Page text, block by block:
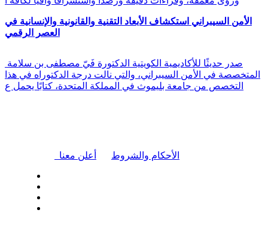
الأمن السيبراني استكشاف الأبعاد التقنية والقانونية والإنسانية في
العصر الرقمي
المتخصصة في الأمن السيبراني، والتي نالت درجة الدكتوراه في هذا
التخصص من جامعة بليموث في المملكة المتحدة، كتابًا يحمل ع
أعلن معنا الأحكام والشروط